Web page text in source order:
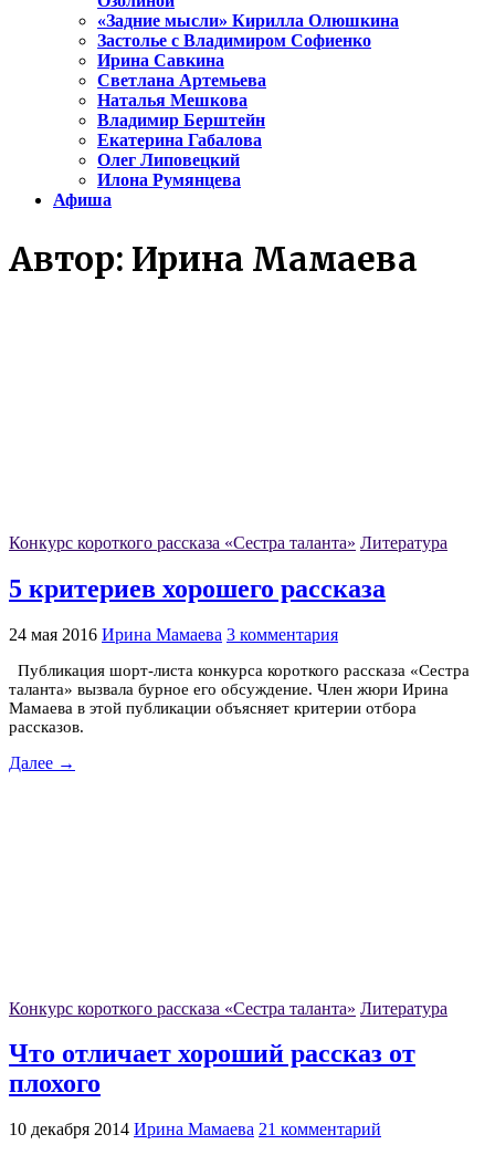
«Задние мысли» Кирилла Олюшкина
Застолье с Владимиром Софиенко
Ирина Савкина
Светлана Артемьева
Наталья Мешкова
Владимир Берштейн
Екатерина Габалова
Олег Липовецкий
Илона Румянцева
Афиша
Автор: Ирина Мамаева
Конкурс короткого рассказа «Сестра таланта» Литература
5 критериев хорошего рассказа
24 мая 2016 Ирина Мамаева 3 комментария
Публикация шорт-листа конкурса короткого рассказа «Сестра
таланта» вызвала бурное его обсуждение. Член жюри Ирина
Мамаева в этой публикации объясняет критерии отбора
рассказов.
Далее →
Конкурс короткого рассказа «Сестра таланта» Литература
Что отличает хороший рассказ от
плохого
10 декабря 2014 Ирина Мамаева 21 комментарий